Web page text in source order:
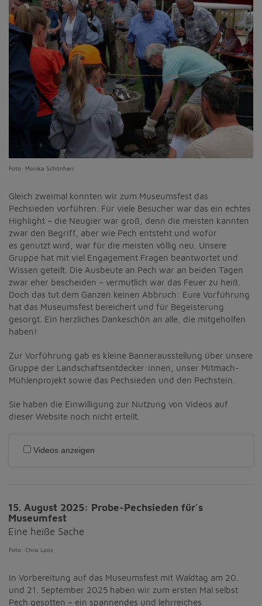
Foto: Monika Schönherr
Gleich zweimal konnten wir zum Museumsfest das
Pechsieden vorführen. Für viele Besucher war das ein echtes
Highlight – die Neugier war groß, denn die meisten kannten
zwar den Begriff, aber wie Pech entsteht und wofür
es genutzt wird, war für die meisten völlig neu. Unsere
Gruppe hat mit viel Engagement Fragen beantwortet und
Wissen geteilt. Die Ausbeute an Pech war an beiden Tagen
zwar eher bescheiden – vermutlich war das Feuer zu heiß.
Doch das tut dem Ganzen keinen Abbruch: Eure Vorführung
hat das Museumsfest bereichert und für Begeisterung
gesorgt. Ein herzliches Dankeschön an alle, die mitgeholfen
haben!
Zur Vorführung gab es kleine Bannerausstellung über unsere
Gruppe der Landschaftsentdecker:innen, unser Mitmach-
Mühlenprojekt sowie das Pechsieden und den Pechstein.
Sie haben die Einwilligung zur Nutzung von Videos auf
dieser Website noch nicht erteilt.
Videos anzeigen
15. August 2025: Probe-Pechsieden für's
Museumfest
Eine heiße Sache
Foto: Chris Loos
In Vorbereitung auf das Museumsfest mit Waldtag am 20.
und 21. September 2025 haben wir zum ersten Mal selbst
Pech gesotten – ein spannendes und lehrreiches